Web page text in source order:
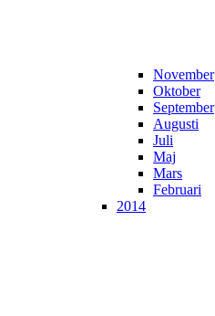
November
Oktober
September
Augusti
Juli
Maj
Mars
Februari
2014